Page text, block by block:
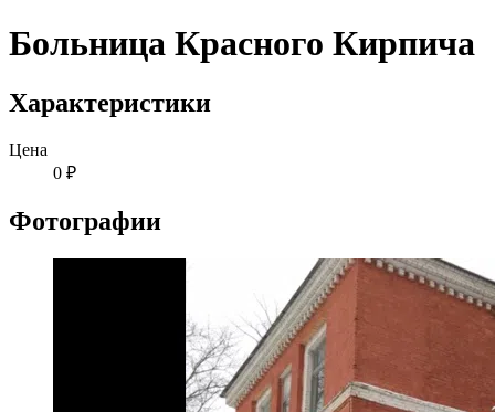
Больница Красного Кирпича
Характеристики
Цена
0 ₽
Фотографии